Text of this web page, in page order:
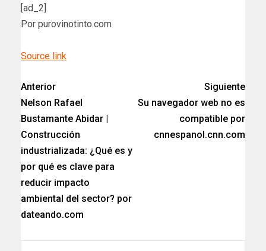
[ad_2]
Por purovinotinto.com
Source link
Anterior
Nelson Rafael
Bustamante Abidar |
Construcción
industrializada: ¿Qué es y
por qué es clave para
reducir impacto
ambiental del sector? por
dateando.com
Siguiente
Su navegador web no es
compatible por
cnnespanol.cnn.com